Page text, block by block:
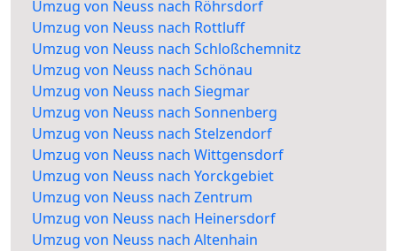
Umzug von Neuss nach Röhrsdorf
Umzug von Neuss nach Rottluff
Umzug von Neuss nach Schloßchemnitz
Umzug von Neuss nach Schönau
Umzug von Neuss nach Siegmar
Umzug von Neuss nach Sonnenberg
Umzug von Neuss nach Stelzendorf
Umzug von Neuss nach Wittgensdorf
Umzug von Neuss nach Yorckgebiet
Umzug von Neuss nach Zentrum
Umzug von Neuss nach Heinersdorf
Umzug von Neuss nach Altenhain